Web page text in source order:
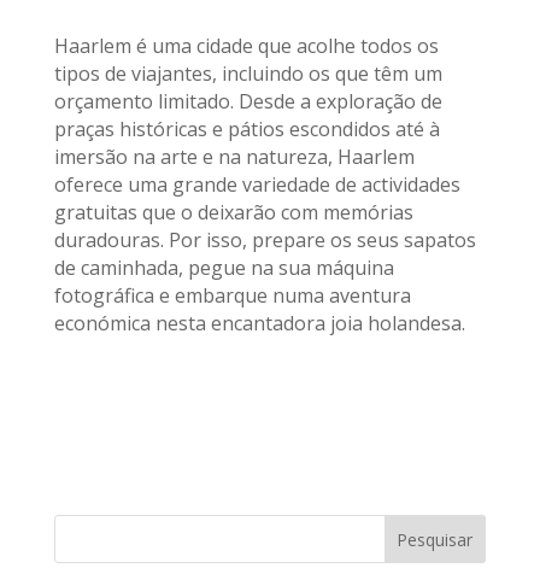
Haarlem é uma cidade que acolhe todos os
tipos de viajantes, incluindo os que têm um
orçamento limitado. Desde a exploração de
praças históricas e pátios escondidos até à
imersão na arte e na natureza, Haarlem
oferece uma grande variedade de actividades
gratuitas que o deixarão com memórias
duradouras. Por isso, prepare os seus sapatos
de caminhada, pegue na sua máquina
fotográfica e embarque numa aventura
económica nesta encantadora joia holandesa.
Pesquisar